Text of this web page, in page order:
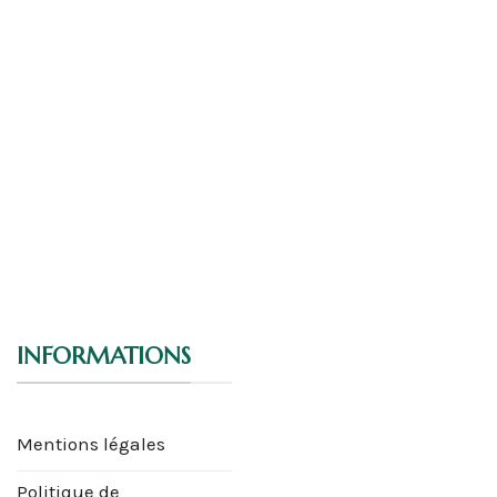
INFORMATIONS
Mentions légales
Politique de